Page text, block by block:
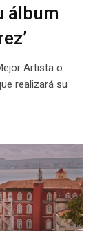
álbum
Artista o
realizará su